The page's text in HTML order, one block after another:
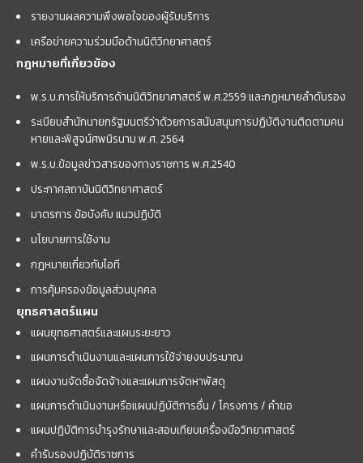
รายงานผลความพึงพอใจของผู้รับบริการ
เครือข่ายความร่วมมือด้านนิติวิทยาศาสตร์
กฎหมายที่เกี่ยวข้อง
พ.ร.บ.การให้บริการด้านนิติวิทยาศาสตร์ พ.ศ.2559 และกฏหมายลำดับรอง
ระเบียบสำนักนายกรัฐมนตรีว่าด้วยการสนับสนุนการปฏิบัติงานติดตามคน
หายและพิสูจน์ศพนิรนาม พ.ศ. 2564
พ.ร.บ.ข้อมูลข่าวสารของทางราชการ พ.ศ.2540
ประกาศสถาบันนิติวิทยาศาสตร์
มาตรการ ข้อบังคับ แนวปฏิบัติ
นโยบายการใช้งาน
กฎหมายเกี่ยวกับไอที
การคุ้มครองข้อมูลส่วนบุคคล
ยุทธศาสตร์แผน
แผนยุทธศาสตร์และแผนระยะยาว
แผนการดำเนินงานและแผนการใช้จ่ายงบประมาณ
แผนงานจัดซื้อจัดจ้างและแผนการจัดหาพัสดุ
แผนการดำเนินงานหรือแผนปฏิบัติการอื่น / โครงการ / คำขอ
แผนปฏิบัติการบำรุงรักษาและสอบเทียบเครื่องมือวิทยาศาสตร์
คำรับรองปฏิบัติราชการ